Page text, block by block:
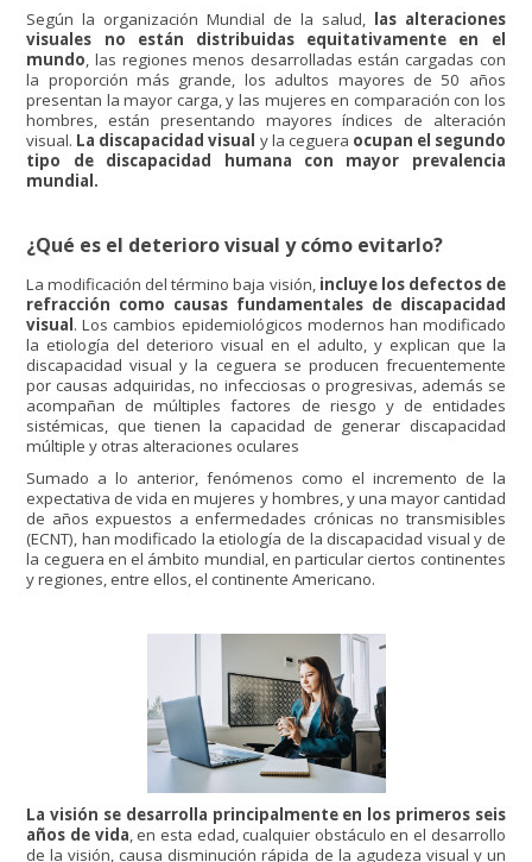
Según la organización Mundial de la salud,las alteraciones
visuales no están distribuidas equitativamente en el
mundo, las regiones menos desarrolladas están cargadas con
la proporción más grande, los adultos mayores de 50 años
presentan la mayor carga, y las mujeres en comparación con los
hombres, están presentando mayores índices de alteración
visual. La discapacidad visual y la ceguera ocupan el segundo
tipo de discapacidad humana con mayor prevalencia
mundial.
¿Qué es el deterioro visual y cómo evitarlo?
La modificación del término baja visión, incluye los defectos de
refracción como causas fundamentales de discapacidad
visual. Los cambios epidemiológicos modernos han modificado
la etiología del deterioro visual en el adulto, y explican que la
discapacidad visual y la ceguera se producen frecuentemente
por causas adquiridas, no infecciosas o progresivas, además se
acompañan de múltiples factores de riesgo y de entidades
sistémicas, que tienen la capacidad de generar discapacidad
múltiple y otras alteraciones oculares
Sumado a lo anterior, fenómenos como el incremento de la
expectativa de vida en mujeres y hombres, y una mayor cantidad
de años expuestos a enfermedades crónicas no transmisibles
(ECNT), han modificado la etiología de la discapacidad visual y de
la ceguera en el ámbito mundial, en particular ciertos continentes
y regiones, entre ellos, el continente Americano.
La visión se desarrolla principalmente en los primeros seis
años de vida, en esta edad, cualquier obstáculo en el desarrollo
de la visión, causa disminución rápida de la agudeza visual y un